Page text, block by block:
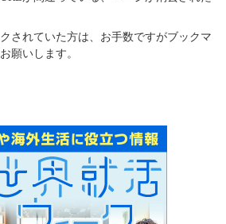
されていた方は、お手数ですがブックマ
願いします。